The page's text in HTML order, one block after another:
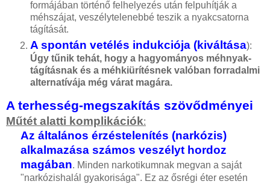
formájában történő felhelyezés után felpuhítják a
méhszájat, veszélytelenebbé teszik a nyakcsatorna
tágítását.
A spontán vetélés indukciója (kiváltása):
Úgy tűnik tehát, hogy a hagyományos méhnyak-
tágításnak és a méhkiürítésnek valóban forradalmi
alternatívája még várat magára.
A terhesség-megszakítás szövődményei
Műtét alatti komplikációk:
Az általános érzéstelenítés (narkózis)
alkalmazása számos veszélyt hordoz
magában. Minden narkotikumnak megvan a saját
"narkózishalál gyakorisága". Ez az ősrégi éter esetén